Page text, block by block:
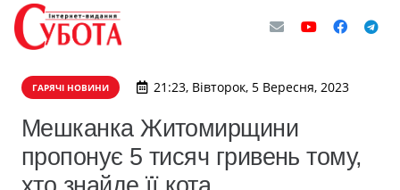
ГАРЯЧІ НОВИНИ 21:23, Вівторок, 5 Вересня, 2023
Мешканка Житомирщини
пропонує 5 тисяч гривень тому,